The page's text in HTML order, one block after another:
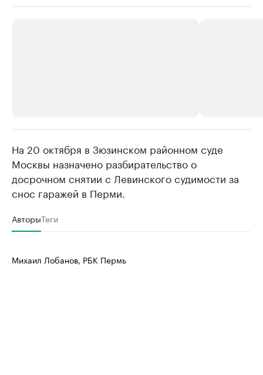
Крупные организации в
нефтегазовой промышленности
Найдите и проверьте данные в каталоге
На 20 октября в Зюзинском районном суде
Москвы назначено разбирательство о
досрочном снятии с Левинского судимости за
снос гаражей в Перми.
АвторыТеги
Михаил Лобанов, РБК Пермь